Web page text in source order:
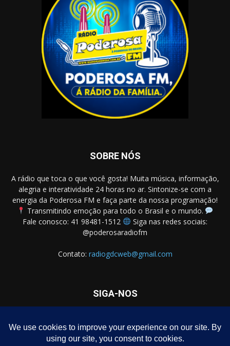
SOBRE NÓS
A rádio que toca o que você gosta! Muita música, informação,
alegria e interatividade 24 horas no ar. Sintonize-se com a
energia da Poderosa FM e faça parte da nossa programação!
Transmitindo emoção para todo o Brasil e o mundo.
Fale conosco: 41 98481-1512
Siga nas redes sociais:
@poderosaradiofm
Contato: radiogdcweb@gmail.com
SIGA-NOS